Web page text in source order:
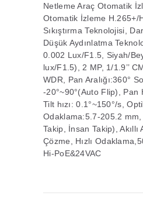
Netleme Araç Otomatik
Otomatik İzleme H.265+/
Sıkıştırma Teknolojisi,
Düşük Aydınlatma
0.002 Lux/F1.5, Siyah/
lux/F1.5), 2 MP, 1/1.9’’
WDR, Pan Aralığı:360°
-20°~90°(Auto Flip), Pan
Tilt hızı: 0.1°~150°/s,
Odaklama:5.7-205.2 mm,
Takip, İnsan Takip), Akıllı
Çözme, Hızlı
Hi-PoE&24VAC